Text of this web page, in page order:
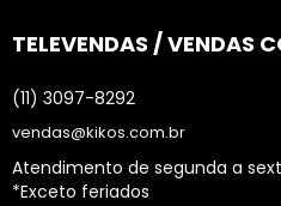
TELEVENDAS / VENDAS
(11) 3097-8292
vendas@kikos.com.br
Atendimento de segunda a
*Exceto feriados